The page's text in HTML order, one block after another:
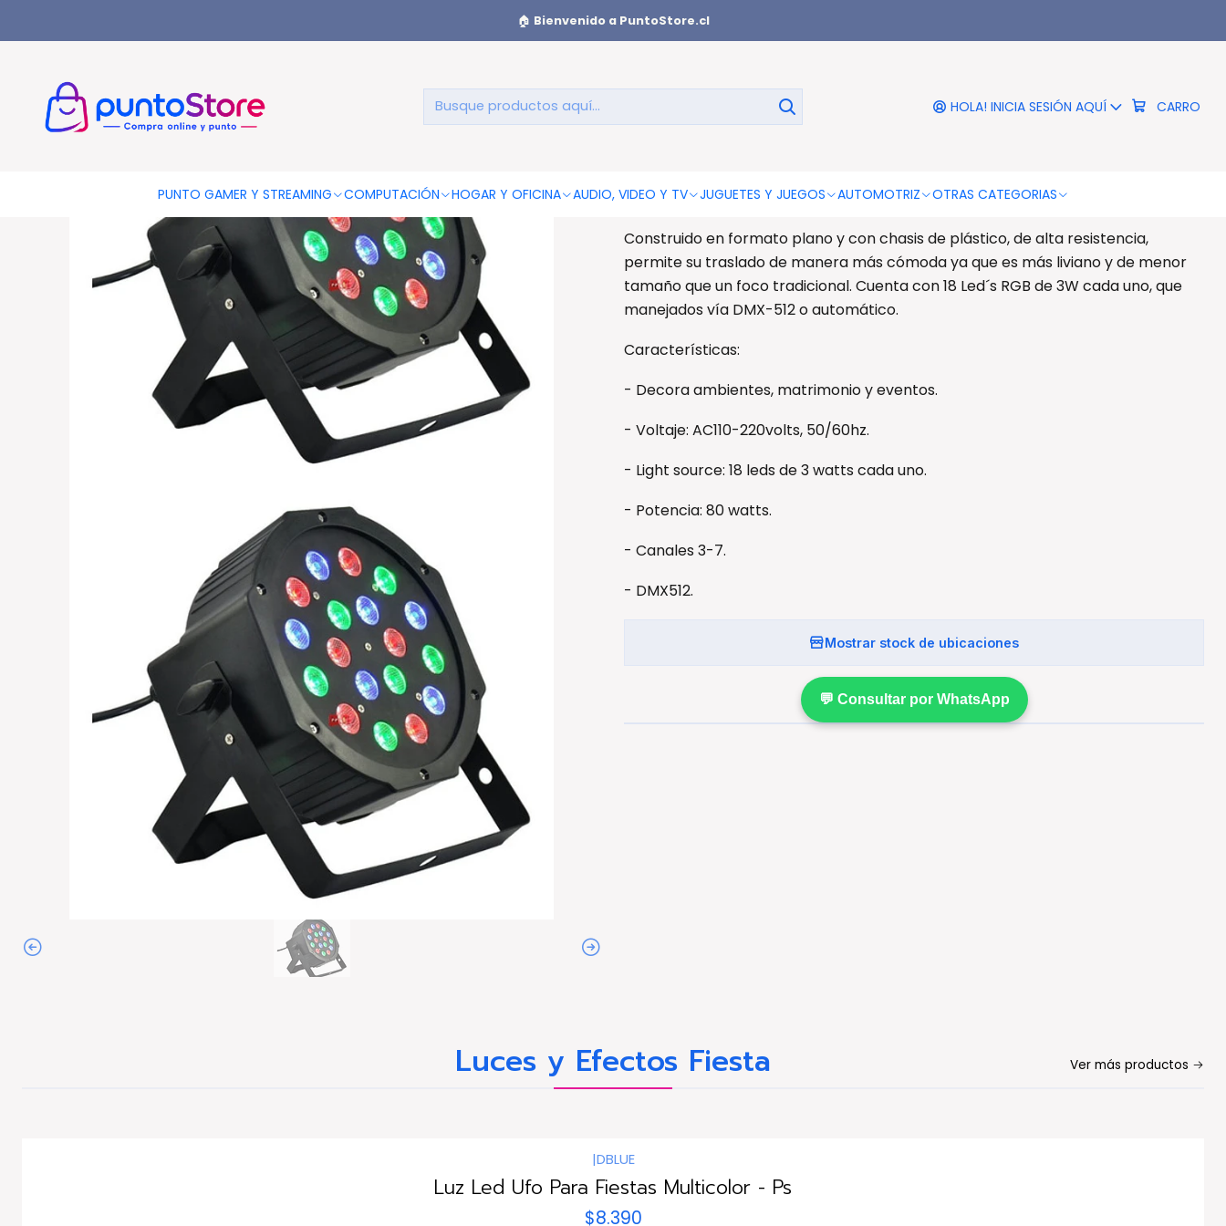
HOLA! INICIA SESIÓN AQUÍ CARRO
PUNTO GAMER Y STREAMING COMPUTACIÓN HOGAR Y OFICINA AUDIO, VIDEO Y TV JUGUETES Y JUEGOS AUTOMOTRIZ OTRAS CATEGORIAS
🏠 Bienvenido a PuntoStore.cl
Foco Par 18 Led Luz Disco Rgb Dmx - Ps
Foco Par 18 Led Luz Disco Rgb Dmx - Ps
AGREGAR AL CARRO
Foco Par 18 Led Luz Disco Rgb Dmx - Ps
Construido en formato plano y con chasis de plástico, de alta resistencia,
permite su traslado de manera más cómoda ya que es más liviano y de menor
tamaño que un foco tradicional. Cuenta con 18 Led´s RGB de 3W cada uno, que
manejados vía DMX-512 o automático.
Características:
- Decora ambientes, matrimonio y eventos.
- Voltaje: AC110-220volts, 50/60hz.
- Light source: 18 leds de 3 watts cada uno.
- Potencia: 80 watts.
- Canales 3-7.
- DMX512.
Mostrar stock de ubicaciones
💬 Consultar por WhatsApp
Luces y Efectos Fiesta Ver más productos
|DBLUE
Luz Led Ufo Para Fiestas Multicolor - Ps
$8.390